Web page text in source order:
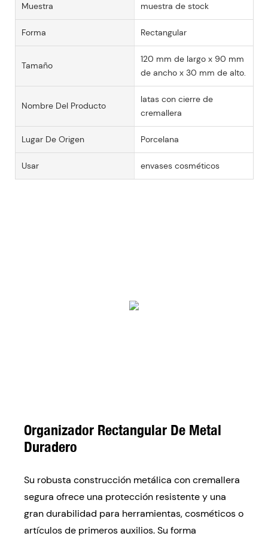
Muestra muestra de stock
Forma Rectangular
Tamaño
120 mm de largo x 90 mm
de ancho x 30 mm de alto.
Nombre Del Producto
latas con cierre de
cremallera
Lugar De Origen Porcelana
Usar envases cosméticos
Organizador Rectangular De Metal
Duradero
Su robusta construcción metálica con cremallera
segura ofrece una protección resistente y una
gran durabilidad para herramientas, cosméticos o
artículos de primeros auxilios. Su forma